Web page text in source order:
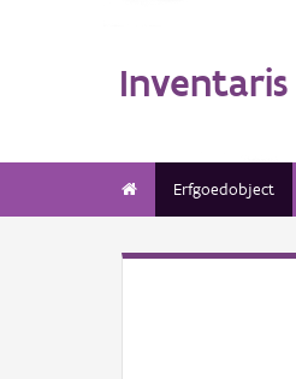
Inventaris
Erfgoedobject